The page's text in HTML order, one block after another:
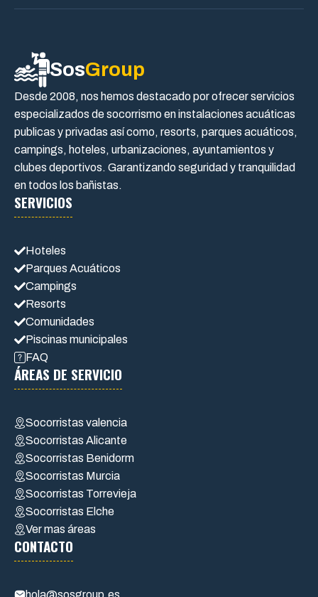
SosGroup
Desde 2008, nos hemos destacado por ofrecer servicios
especializados de socorrismo en instalaciones acuáticas
publicas y privadas así como, resorts, parques acuáticos,
campings, hoteles, urbanizaciones, ayuntamientos y
clubes deportivos. Garantizando seguridad y tranquilidad
en todos los bañistas.
SERVICIOS
Hoteles
Parques Acuáticos
Campings
Resorts
Comunidades
Piscinas municipales
FAQ
ÁREAS DE SERVICIO
Socorristas valencia
Socorristas Alicante
Socorristas Benidorm
Socorristas Murcia
Socorristas Torrevieja
Socorristas Elche
Ver mas áreas
CONTACTO